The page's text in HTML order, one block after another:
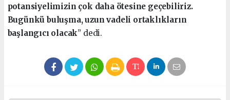
potansiyelimizin çok daha ötesine geçebiliriz.
Bugünkü buluşma, uzun vadeli ortaklıkların
başlangıcı olacak” dedi.